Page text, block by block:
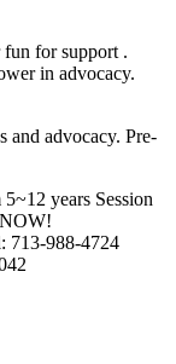
for support .
in advocacy.
and advocacy. Pre-
years Session
713-988-4724